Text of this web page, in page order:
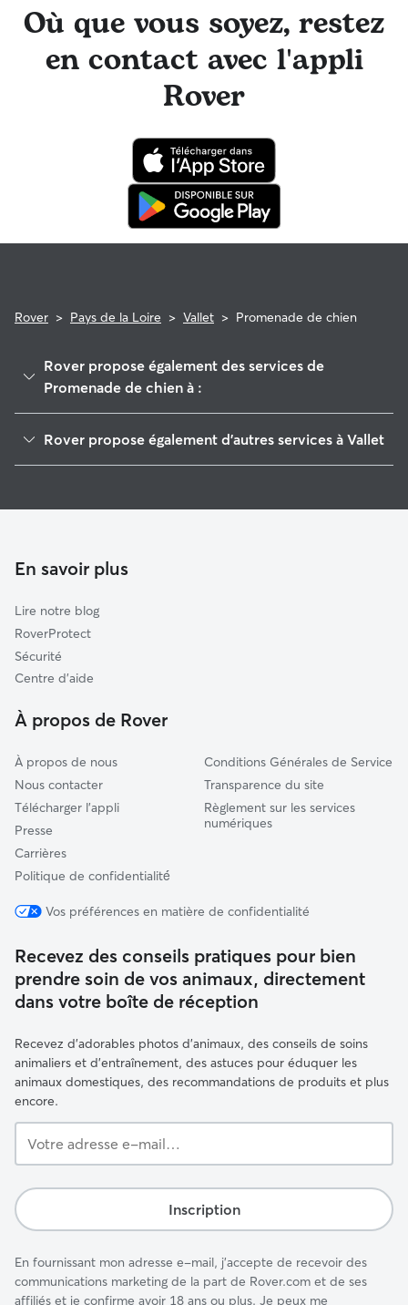
Où que vous soyez, restez
en contact avec l'appli
Rover
Rover > Pays de la Loire > Vallet > Promenade de chien
Rover propose également des services de
Promenade de chien à :
Le Fuilet
Champtoceaux
Saint-Sébastien-sur-Loire
Vertou
Saint-Mars-du-Désert
Nantes
Ancenis
Rover propose également d'autres services à Vallet
Garderie pour chien à Vallet
En savoir plus
Lire notre blog
RoverProtect
Sécurité
Centre d'aide
À propos de Rover
À propos de nous
Nous contacter
Télécharger l'appli
Presse
Carrières
Politique de confidentialité́
Conditions Générales de Service
Transparence du site
Règlement sur les services
numériques
Vos préférences en matière de confidentialité
Recevez des conseils pratiques pour bien
prendre soin de vos animaux, directement
dans votre boîte de réception
Recevez d'adorables photos d'animaux, des conseils de soins
animaliers et d'entraînement, des astuces pour éduquer les
animaux domestiques, des recommandations de produits et plus
encore.
adresse
mail…
Inscription
En fournissant mon adresse e-mail, j'accepte de recevoir des
communications marketing de la part de Rover.com et de ses
affiliés et je confirme avoir 18 ans ou plus. Je peux me